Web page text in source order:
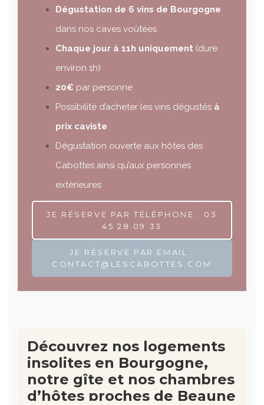
Dégustation de 6 vins de Bourgogne
dans nos caves voûtées
Chaque jour à 11h uniquement (dure
environ 1h)
20€ par personne
Possibilité d’acheter les vins dégustés à
prix caviste
Dégustation ouverte aux hôtes des
Cabottes ainsi qu’aux personnes
extérieures
JE RÉSERVE PAR TÉLÉPHONE : 03
45 28 09 33
JE RÉSERVE PAR EMAIL :
CONTACT@LESCABOTTES.COM
Découvrez nos logements
insolites en Bourgogne,
notre gîte et nos chambres
d’hôtes proches de Beaune